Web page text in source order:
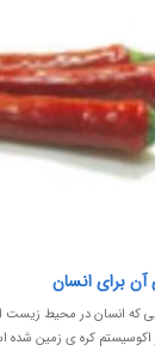
برای انسان
که انسان در محیط زیست
کره ی زمین شده